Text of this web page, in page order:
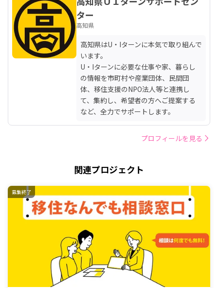
ター
高知県
高知県はU・Iターンに本気で取り組んで
います。
U・Iターンに必要な仕事や家、暮らし
の情報を市町村や産業団体、民間団
体、移住支援のNPO法人等と連携し
て、集約し、希望者の方へご提案する
など、全力でサポートします。
プロフィールを見る
関連プロジェクト
募集終了